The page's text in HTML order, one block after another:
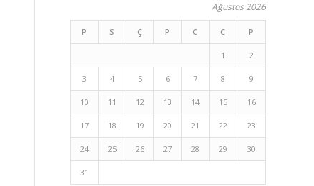
Ağustos 2026
P S Ç P C C P
1 2
3 4 5 6 7 8 9
10 11 12 13 14 15 16
17 18 19 20 21 22 23
24 25 26 27 28 29 30
31